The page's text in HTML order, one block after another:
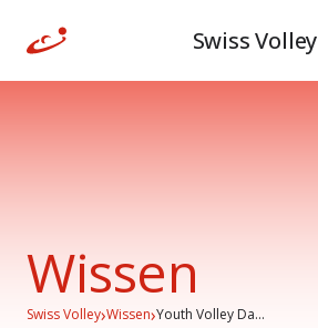
Swiss Volley
Wissen
Swiss Volley›Wissen›Youth Volley Da...